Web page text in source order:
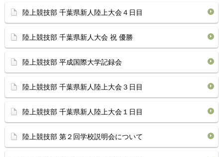
陸上競技部 千葉県新人陸上大会４日目
陸上競技部 千葉県新人大会 祝 優勝
陸上競技部 平成国際大学記録会
陸上競技部 千葉県新人陸上大会３日目
陸上競技部 千葉県新人陸上大会１日目
陸上競技部 第２回学校説明会について